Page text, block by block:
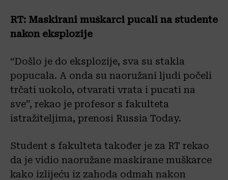
RT: Maskirani muškarci pucali na studente
nakon eksplozije
“Došlo je do eksplozije, sva su stakla
popucala. A onda su naoružani ljudi počeli
trčati uokolo, otvarati vrata i pucati na
sve”, rekao je profesor s fakulteta
istražiteljima, prenosi Russia Today.
Student s fakulteta također je za RT rekao
da je vidio naoružane maskirane muškarce
kako izlijeću iz zahoda odmah nakon